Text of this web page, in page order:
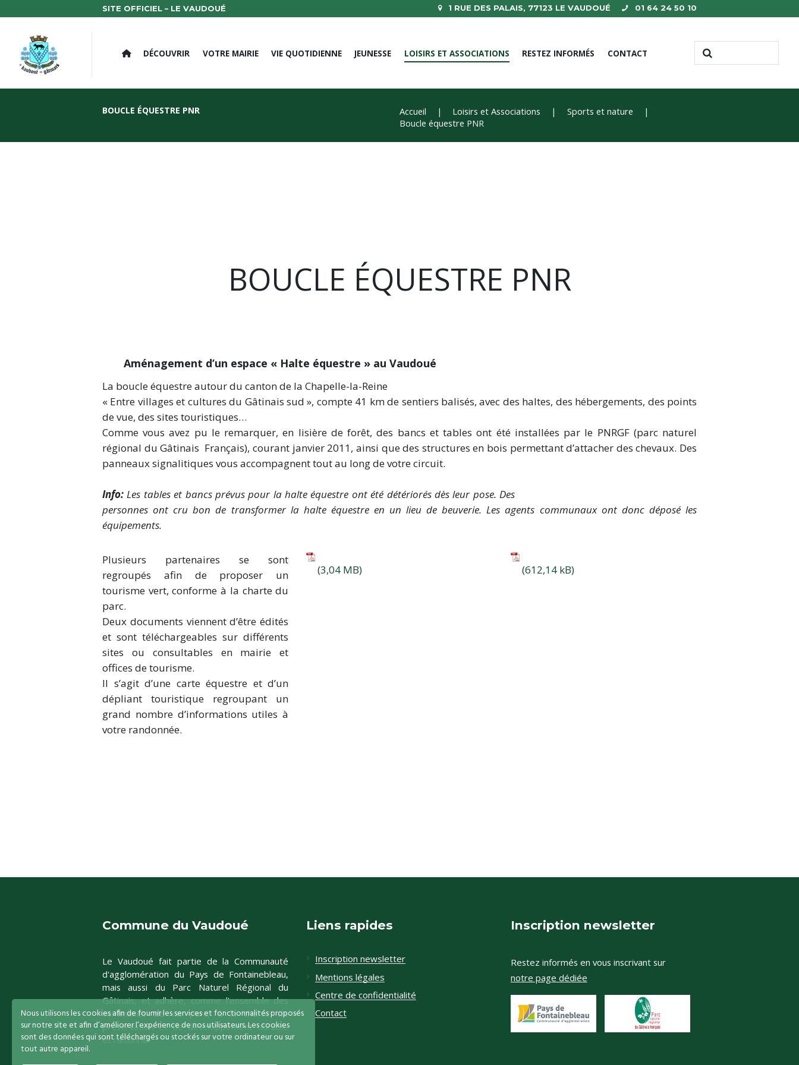
SITE OFFICIEL – LE VAUDOUÉ 1 RUE DES PALAIS, 77123 LE VAUDOUÉ 01 64 24 50 10
DÉCOUVRIR VOTRE MAIRIE VIE QUOTIDIENNE JEUNESSE LOISIRS ET ASSOCIATIONS RESTEZ INFORMÉS CONTACT
BOUCLE ÉQUESTRE PNR Accueil Loisirs et Associations
Sports et nature
Boucle équestre PNR
BOUCLE ÉQUESTRE PNR
Aménagement d’un espace « Halte équestre » au Vaudoué
La boucle équestre autour du canton de la Chapelle-la-Reine
« Entre villages et cultures du Gâtinais sud », compte 41 km de sentiers balisés, avec des haltes, des hébergements, des points
de vue, des sites touristiques…
Comme vous avez pu le remarquer, en lisière de forêt, des bancs et tables ont été installées par le PNRGF (parc naturel
régional du Gâtinais Français), courant janvier 2011, ainsi que des structures en bois permettant d’attacher des chevaux. Des
panneaux signalitiques vous accompagnent tout au long de votre circuit.
Info:Les tables et bancs prévus pour la halte équestre ont été détériorés dès leur pose. Des
personnes ont cru bon de transformer la halte équestre en un lieu de beuverie. Les agents communaux ont donc déposé les
équipements.
Plusieurs partenaires se sont
regroupés afin de proposer un
tourisme vert, conforme à la charte du
parc.
Deux documents viennent d’être édités
et sont téléchargeables sur différents
sites ou consultables en mairie et
offices de tourisme.
Il s’agit d’une carte équestre et d’un
dépliant touristique regroupant un
grand nombre d’informations utiles à
votre randonnée.
Commune du Vaudoué
Le Vaudoué fait partie de la Communauté
d'agglomération du Pays de Fontainebleau,
mais aussi du Parc Naturel Régional du
Gâtinais, et adhère, comme l'ensemble des
communes de ce parc, à la charte de
préservation et de développement durable
et raisonné.
Liens rapides
Inscription newsletter
Mentions légales
Centre de confidentialité
Contact
Inscription newsletter
Restez informés en vous inscrivant sur
notre page dédiée
Nous utilisons les cookies afin de fournir les services et fonctionnalités proposés
sur notre site et afin d’améliorer l’expérience de nos utilisateurs. Les cookies
sont des données qui sont téléchargés ou stockés sur votre ordinateur ou sur
tout autre appareil.